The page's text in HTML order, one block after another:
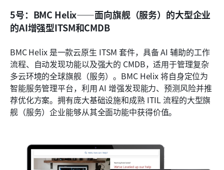
5号：BMC Helix——面向旗舰（服务）的大型企业
的AI增强型ITSM和CMDB
BMC Helix 是一款云原生 ITSM 套件，具备 AI 辅助的工作
流程、自动发现功能以及强大的 CMDB，适用于管理复杂
多云环境的全球旗舰（服务）。BMC Helix 将自身定位为
智能服务管理平台，利用 AI 增强发现能力、预测风险并推
荐优化方案。拥有庞大基础设施和成熟 ITIL 流程的大型旗
舰（服务）企业能够从其全面功能中获得价值。